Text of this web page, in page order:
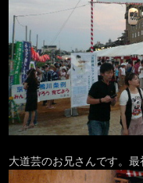
大道芸のお兄さんです。